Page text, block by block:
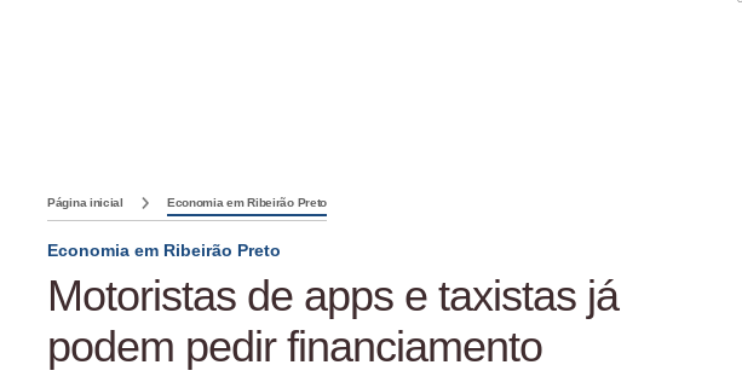
Página inicial Economia em Ribeirão Preto
Economia em Ribeirão Preto
Motoristas de apps e taxistas já
podem pedir financiamento